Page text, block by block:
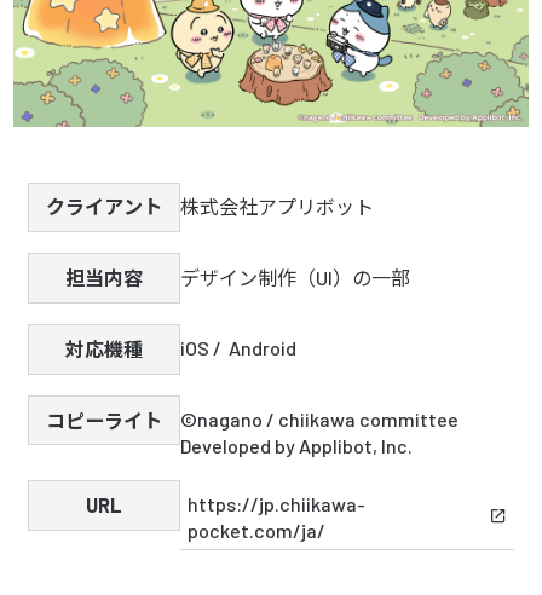
クライアント 株式会社アプリボット
担当内容 デザイン制作（UI）の一部
対応機種 iOS /  Android
コピーライト
©nagano / chiikawa committee
Developed by Applibot, Inc.
URL
https://jp.chiikawa-
pocket.com/ja/